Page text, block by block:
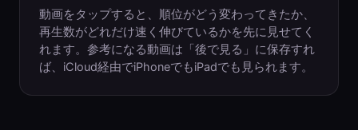
動画をタップすると、順位がどう変わってきたか、
再生数がどれだけ速く伸びているかを先に見せてく
れます。参考になる動画は「後で見る」に保存すれ
ば、iCloud経由でiPhoneでもiPadでも見られます。